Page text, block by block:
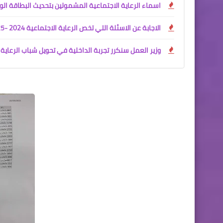
اسماء الرعاية الاجتماعية المشمولين بتحديث البطاقة
الاجابة عن الاسئلة التي تخص الرعاية الاجتماعية 2024 -2025
وزير العمل سنكرر تجربة الداخلية في تحويل شباب